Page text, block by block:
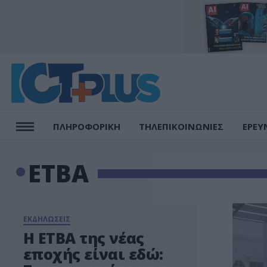
ΠΛΗΡΟΦΟΡΙΚΗ ΤΗΛΕΠΙΚΟΙΝΩΝΙΕΣ
ΕΤΒΑ
ΕΚΔΗΛΩΣΕΙΣ
Η ΕΤΒΑ της νέας
εποχής είναι εδώ: